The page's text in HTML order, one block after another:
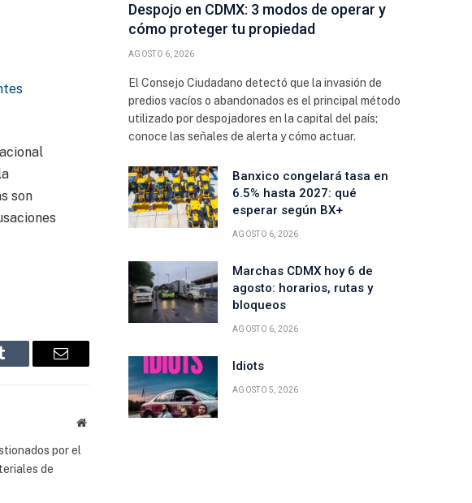
son
Tumblr
Correo
Sitio
por el
de
Despojo en CDMX: 3 modos de operar y
cómo proteger tu propiedad
AGOSTO 6, 2026
El Consejo Ciudadano detectó que la invasión de
predios vacíos o abandonados es el principal método
utilizado por despojadores en la capital del país;
conoce las señales de alerta y cómo actuar.
Banxico congelará tasa en
6.5% hasta 2027: qué
esperar según BX+
AGOSTO 6, 2026
Marchas CDMX hoy 6 de
agosto: horarios, rutas y
bloqueos
AGOSTO 6, 2026
Idiots
AGOSTO 5, 2026